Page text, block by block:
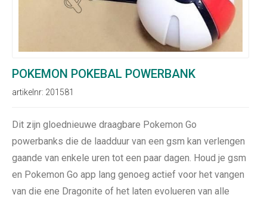
POKEMON POKEBAL POWERBANK
artikelnr: 201581
Dit zijn gloednieuwe draagbare Pokemon Go
powerbanks die de laadduur van een gsm kan verlengen
gaande van enkele uren tot een paar dagen. Houd je gsm
en Pokemon Go app lang genoeg actief voor het vangen
van die ene Dragonite of het laten evolueren van alle